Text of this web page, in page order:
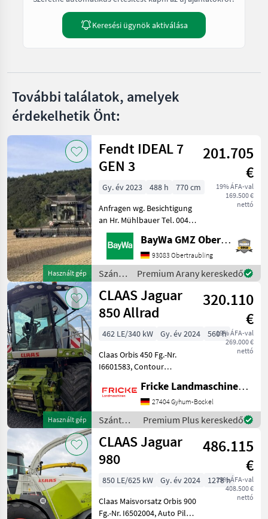
Keresési ügynök aktiválása
További találatok, amelyek
érdekelhetik Önt:
Használt gép
Fendt IDEAL 7
GEN 3
201.705
€
19% ÁFA-val
169.500 €
nettó
Gy. év 2023 488 h
770 cm
Anfragen wg. Besichtigung
an Hr. Mühlbauer Tel. 0049
151 1610 4033.Rapsmesser,
Fedélzeti számítógép,
hidrosztatikus, Összkerék
meghajtás, Repcevágó
asztal, Szalmaszecsk
BayWa GMZ Obertraubling
93083 Obertraubling
Szántóföldi
betakarítógépek
/ Fendt
Premium Arany kereskedő
Használt gép
CLAAS Jaguar
850 Allrad
320.110
€
19% ÁFA-val
269.000 €
nettó
462 LE/340 kW Gy. év 2024
560 h
Claas Orbis 450 Fg.-Nr.
I6601583, Contour
Transportschutz, 2 Gang
Schaltgetriebe, V Classic 24
Messertrommel, Korn
CRacker M 80/100,
Auswurfkrümmerbe
Fricke Landmaschinen GmbH
27404 Gyhum-Bockel
Szántóföldi
betakarítógépek
/ Claas
Premium Plus kereskedő
CLAAS Jaguar
980
486.115
€
19% ÁFA-val
408.500 €
nettó
850 LE/625 kW Gy. év 2024
1278 h
Claas Maisvorsatz Orbis 900
Fg.-Nr. I6502004, Auto Pilot,